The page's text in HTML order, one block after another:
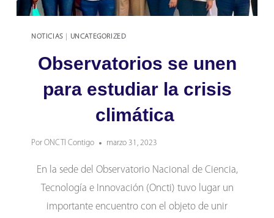
NOTICIAS UNCATEGORIZED
Observatorios se unen
para estudiar la crisis
climática
Por ONCTI Contigo marzo 31, 2023
En la sede del Observatorio Nacional de Ciencia,
Tecnología e Innovación (Oncti) tuvo lugar un
importante encuentro con el objeto de unir